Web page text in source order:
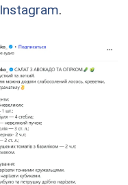
Instagram.